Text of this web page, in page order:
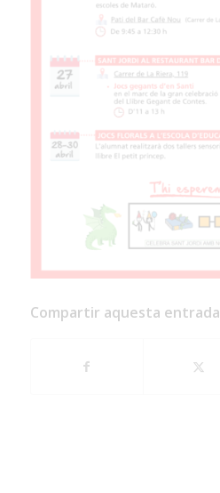
Compartir aquesta entrada